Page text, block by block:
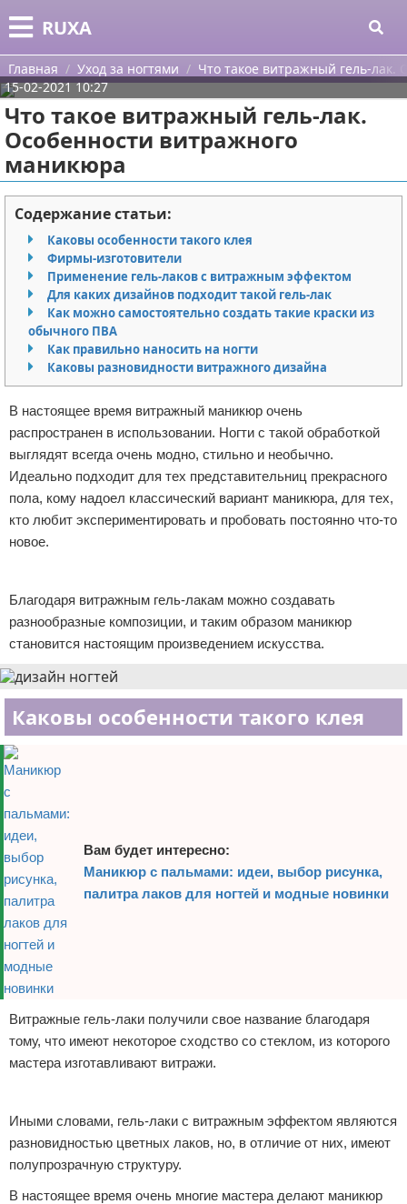
RUXA
Меню
Главная
Категории
Уход за кожей
Одежда
Шоппинг
Подарки
Украшения
Косметика
Уход за волосами
Уход за ногтями
Макияж
СПА процедуры
Прически
Разное
Уход за лицом
Хирургия
Поиск
О проекте
Контакты
Сотрудничество
Размещение рекламы
Для правообладателей
Условия предоставления информации
Отказ от ответственности
Главная Уход за ногтями
Что такое витражный гель-
15-02-2021 10:27
Что такое витражный гель-лак.
Особенности витражного
маникюра
Содержание статьи:
Каковы особенности такого клея
Фирмы-изготовители
Применение гель-лаков с витражным эффектом
Для каких дизайнов подходит такой гель-лак
Как можно самостоятельно создать такие краски из
обычного ПВА
Как правильно наносить на ногти
Каковы разновидности витражного дизайна
В настоящее время витражный маникюр очень
распространен в использовании. Ногти с такой обработкой
выглядят всегда очень модно, стильно и необычно.
Идеально подходит для тех представительниц прекрасного
пола, кому надоел классический вариант маникюра, для тех,
кто любит экспериментировать и пробовать постоянно что-то
новое.
Благодаря витражным гель-лакам можно создавать
разнообразные композиции, и таким образом маникюр
становится настоящим произведением искусства.
Каковы особенности такого клея
Вам будет интересно:
Маникюр с пальмами: идеи, выбор рисунка,
палитра лаков для ногтей и модные новинки
Витражные гель-лаки получили свое название благодаря
тому, что имеют некоторое сходство со стеклом, из которого
мастера изготавливают витражи.
Иными словами, гель-лаки с витражным эффектом являются
разновидностью цветных лаков, но, в отличие от них, имеют
полупрозрачную структуру.
В настоящее время очень многие мастера делают маникюр